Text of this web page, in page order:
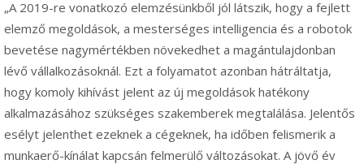
„A 2019-re vonatkozó elemzésünkből jól látszik, hogy a fejlett
elemző megoldások, a mesterséges intelligencia és a robotok
bevetése nagymértékben növekedhet a magántulajdonban
lévő vállalkozásoknál. Ezt a folyamatot azonban hátráltatja,
hogy komoly kihívást jelent az új megoldások hatékony
alkalmazásához szükséges szakemberek megtalálása. Jelentős
esélyt jelenthet ezeknek a cégeknek, ha időben felismerik a
munkaerő-kínálat kapcsán felmerülő változásokat. A jövő év